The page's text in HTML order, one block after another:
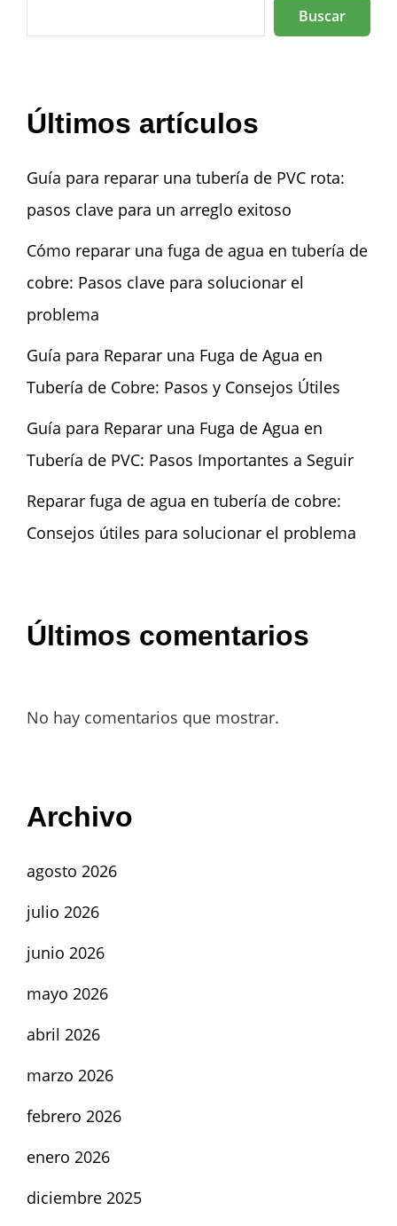
Buscar
Últimos artículos
Guía para reparar una tubería de PVC rota:
pasos clave para un arreglo exitoso
Cómo reparar una fuga de agua en tubería de
cobre: Pasos clave para solucionar el
problema
Guía para Reparar una Fuga de Agua en
Tubería de Cobre: Pasos y Consejos Útiles
Guía para Reparar una Fuga de Agua en
Tubería de PVC: Pasos Importantes a Seguir
Reparar fuga de agua en tubería de cobre:
Consejos útiles para solucionar el problema
Últimos comentarios
No hay comentarios que mostrar.
Archivo
agosto 2026
julio 2026
junio 2026
mayo 2026
abril 2026
marzo 2026
febrero 2026
enero 2026
diciembre 2025